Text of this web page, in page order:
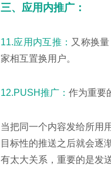
三、应用内推广：
11.应用内互推： 又称换
家相互置换用户。
12.PUSH推广： 作为重要
当把同一个内容发给所用
目标性的推送之后就会逐
有太大关系，重要的是发